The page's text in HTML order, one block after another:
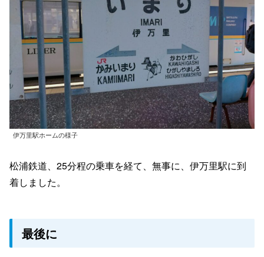
伊万里駅ホームの様子
松浦鉄道、25分程の乗車を経て、無事に、伊万里駅に到
着しました。
最後に